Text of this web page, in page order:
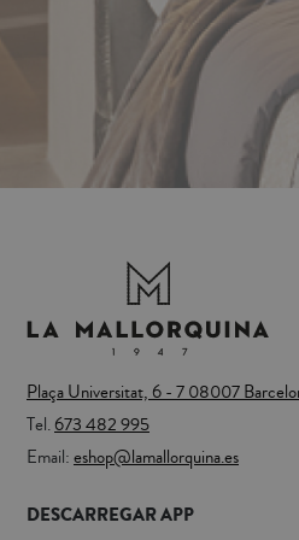
Plaça Universitat, 6 - 7 08007
Tel.673 482 995
Email:eshop@lamallorquina.es
DESCARREGAR APP